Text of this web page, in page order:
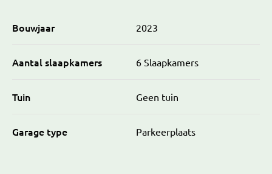
Bouwjaar 2023
Aantal slaapkamers 6 Slaapkamers
Tuin Geen tuin
Garage type Parkeerplaats